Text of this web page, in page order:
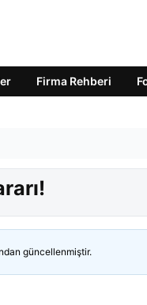
Firma Rehberi
güncellenmiştir.